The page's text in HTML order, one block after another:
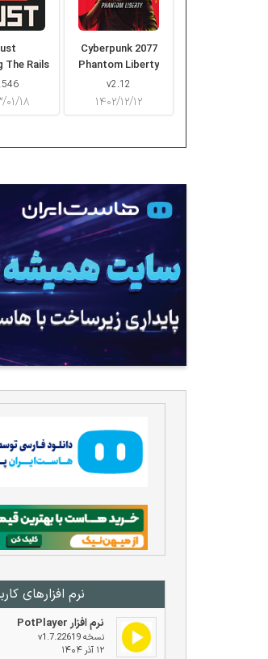
The Rails
۱۴۰۳/
Cyberpunk 2077
Phantom Liberty
v2.12
۱۴۰۲/۱۲/۱۲
نرم افزار‌های
نرم افزار PotPlayer
نسخه v1.7.22619
۱۲ آذر ۱۴۰۴